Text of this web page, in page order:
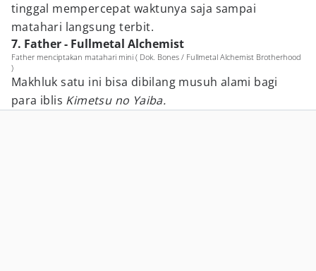
tinggal mempercepat waktunya saja sampai
matahari langsung terbit.
7. Father - Fullmetal Alchemist
Father menciptakan matahari mini ( Dok. Bones / Fullmetal Alchemist Brotherhood
)
Makhluk satu ini bisa dibilang musuh alami bagi
para iblis Kimetsu no Yaiba.